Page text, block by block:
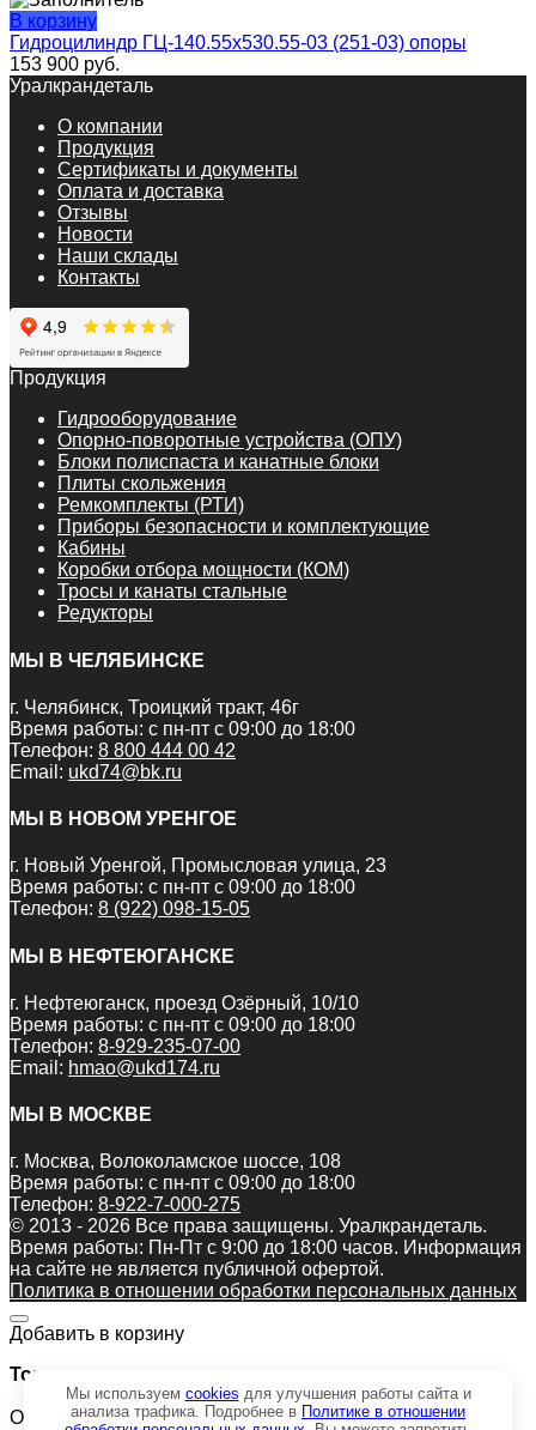
В корзину
Гидроцилиндр ГЦ-140.55х530.55-03 (251-03) опоры
153 900 руб.
Уралкрандеталь
О компании
Продукция
Сертификаты и документы
Оплата и доставка
Отзывы
Новости
Наши склады
Контакты
Продукция
Гидрооборудование
Опорно-поворотные устройства (ОПУ)
Блоки полиспаста и канатные блоки
Плиты скольжения
Ремкомплекты (РТИ)
Приборы безопасности и комплектующие
Кабины
Коробки отбора мощности (КОМ)
Тросы и канаты стальные
Редукторы
МЫ В ЧЕЛЯБИНСКЕ
г. Челябинск, Троицкий тракт, 46г
Время работы: с пн-пт с 09:00 до 18:00
Телефон: 8 800 444 00 42
Email: ukd74@bk.ru
МЫ В НОВОМ УРЕНГОЕ
г. Новый Уренгой, Промысловая улица, 23
Время работы: с пн-пт с 09:00 до 18:00
Телефон: 8 (922) 098-15-05
МЫ В НЕФТЕЮГАНСКЕ
г. Нефтеюганск, проезд Озёрный, 10/10
Время работы: с пн-пт с 09:00 до 18:00
Телефон: 8-929-235-07-00
Email: hmao@ukd174.ru
МЫ В МОСКВЕ
г. Москва, Волоколамское шоссе, 108
Время работы: с пн-пт с 09:00 до 18:00
Телефон: 8-922-7-000-275
© 2013 - 2026 Все права защищены. Уралкрандеталь.
Время работы: Пн-Пт c 9:00 до 18:00 часов. Информация
на сайте не является публичной офертой.
Политика в отношении обработки персональных данных
Добавить в корзину
Товар:
Опора задняя КО-505.01.00.200 Z
Мы используем cookies для улучшения работы сайта и
анализа трафика. Подробнее в Политике в отношении